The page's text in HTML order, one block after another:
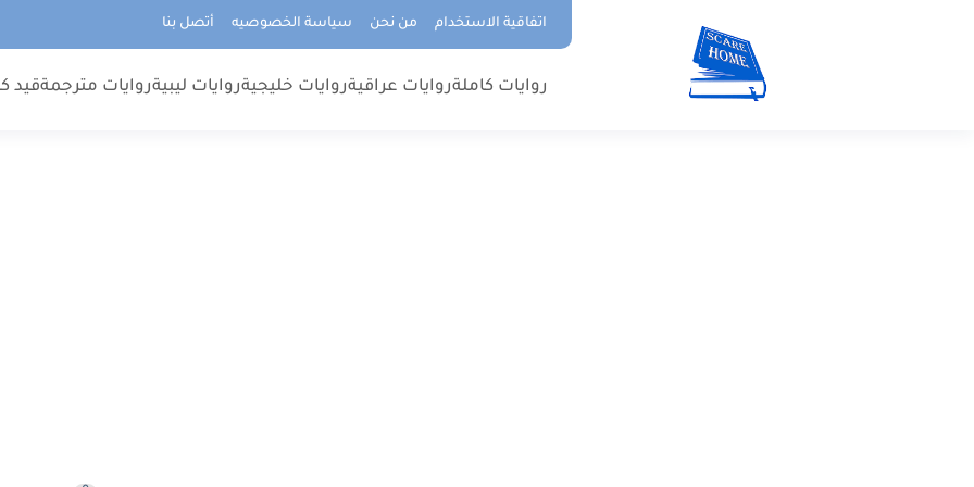
اتفاقية الاستخدام من نحن سياسة الخصوصيه أتصل بنا
روايات كاملةروايات عراقيةروايات خليجيةروايات ليبيةروايات مترجمةقيد